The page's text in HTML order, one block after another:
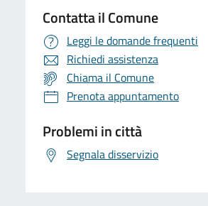
Contatta il Comune
Leggi le domande frequenti
Richiedi assistenza
Chiama il Comune
Prenota appuntamento
Problemi in città
Segnala disservizio